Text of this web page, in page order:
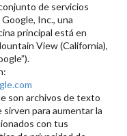
de servicios
Inc., una
principal está en
View (California),
son archivos de texto
para aumentar la
con tus